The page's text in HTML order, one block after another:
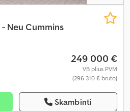
- Neu Cummins
249 000 €
VB plius PVM
(296 310 € bruto)
Skambinti